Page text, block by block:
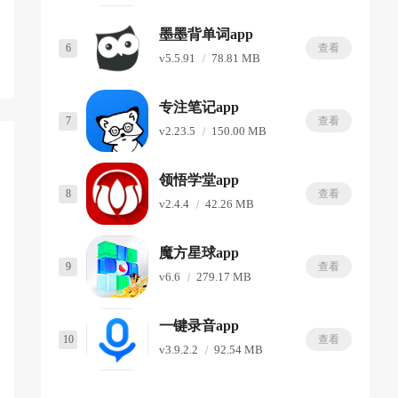
6 查看
墨墨背单词app
v5.5.91 78.81 MB
7 查看
专注笔记app
v2.23.5 150.00 MB
8 查看
领悟学堂app
v2.4.4 42.26 MB
9 查看
魔方星球app
v6.6 279.17 MB
10 查看
一键录音app
v3.9.2.2 92.54 MB